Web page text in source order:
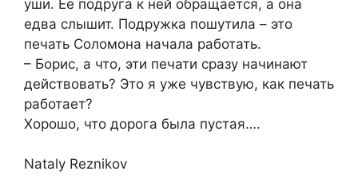
уши. Ее подруга к ней обращается, а она
едва слышит. Подружка пошутила – это
печать Соломона начала работать.
– Борис, а что, эти печати сразу начинают
действовать? Это я уже чувствую, как печать
работает?
Хорошо, что дорога была пустая….
Nataly Reznikov